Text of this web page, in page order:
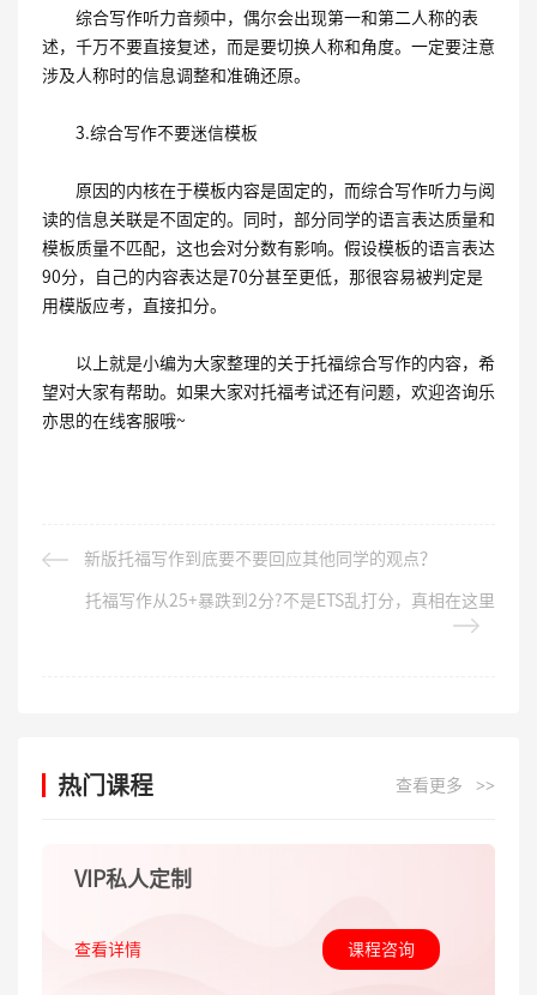
综合写作听力音频中，偶尔会出现第一和第二人称的表
述，千万不要直接复述，而是要切换人称和角度。一定要注意
涉及人称时的信息调整和准确还原。
3.综合写作不要迷信模板
原因的内核在于模板内容是固定的，而综合写作听力与阅
读的信息关联是不固定的。同时，部分同学的语言表达质量和
模板质量不匹配，这也会对分数有影响。假设模板的语言表达
90分，自己的内容表达是 70分甚至更低，那很容易被判定是
用模版应考，直接扣分。
以上就是小编为大家整理的关于托福综合写作的内容，希
望对大家有帮助。如果大家对托福考试还有问题，欢迎咨询乐
亦思的在线客服哦~
新版托福写作到底要不要回应其他同学的观点？
托福写作从25+暴跌到2分?不是ETS乱打分，真相在这里
热门课程 查看更多 >>
VIP私人定制
查看详情 课程咨询